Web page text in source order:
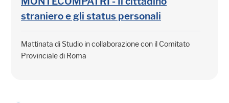
straniero e gli status personali
Mattinata di Studio in collaborazione con il Comitato
Provinciale di Roma